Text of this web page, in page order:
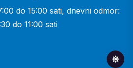
do 15:00 sati, dnevni odmor:
do 11:00 sati